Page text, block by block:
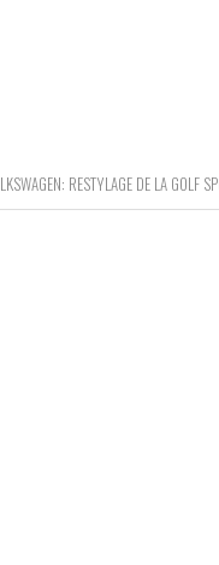
RESTYLAGE DE LA GOLF